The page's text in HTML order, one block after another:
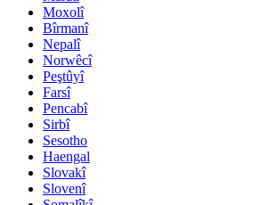
Moxolî
Bîrmanî
Nepalî
Norwêcî
Peştûyî
Farsî
Pencabî
Sirbî
Sesotho
Haengal
Slovakî
Slovenî